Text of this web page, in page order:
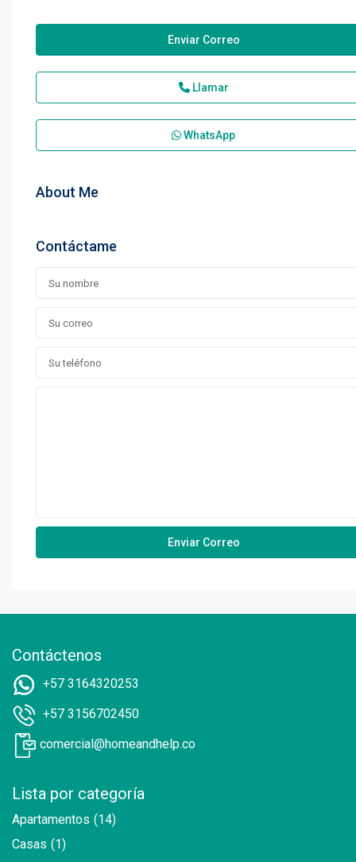
Enviar Correo
Llamar
WhatsApp
About Me
Contáctame
Contáctenos
+57 3164320253
+57 3156702450
comercial@homeandhelp.co
Lista por categoría
Apartamentos (14)
Casas (1)